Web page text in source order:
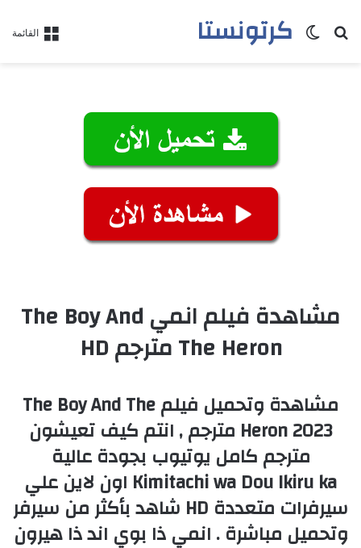
القائمة كرتونستابحث عنالوضع المظلم
مشاهدة فيلم انمي The Boy And
The Heron مترجم HD
مشاهدة وتحميل فيلم The Boy And The
Heron 2023 مترجم , انتم كيف تعيشون
مترجم كامل يوتيوب بجودة عالية
Kimitachi wa Dou Ikiru ka اون لاين علي
سيرفرات متعددة HD شاهد بأكثر من سيرفر
وتحميل مباشرة . انمي ذا بوي اند ذا هيرون